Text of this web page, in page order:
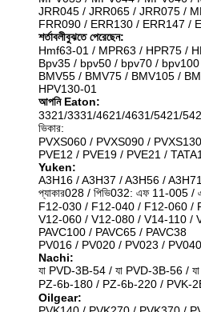
JRR045 / JRR065 / JRR075 /
FRR090 / ERR130 / ERR147 /
শর্তাবলীবুঝতে পেরেছেন:
Hmf63-01 / MPR63 / HPR75 /
Bpv35 / bpv50 / bpv70 /
BMV55 / BMV75 / BMV105 /
HPV130-01
আপনি Eaton:
3321/3331/4621/4631/5421/
ভিকার:
PVXS060 / PVXS090 /
PVE12 / PVE19 / PVE21 /
Yuken:
A3H16 / A3H37 / A3H56 /
প্যাকার028 / পিভি032: এফ 11-
F12-030 / F12-040 / F12-060 /
V12-060 / V12-080 / V14-110 /
PAVC100 / PAVC65 / PAVC38
PV016 / PV020 / PV023 /
Nachi:
যা PVD-3B-54 / যা PVD-3B-56 /
PZ-6b-180 / PZ-6b-220 / PVK-
Oilgear: